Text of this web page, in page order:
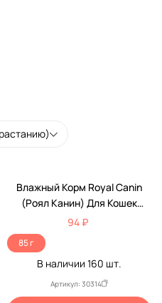
Влажный Корм Royal Canin
(Роял Канин) Для Кошек
Аппетитные Кусочки В Соусе
Health Nutrition Instinctive
94 ₽
85 г
В наличии 160 шт.
Артикул: 30314